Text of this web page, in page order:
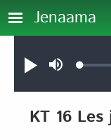
Aller au contenu
Jenaama
JouerSourdine
KT 16